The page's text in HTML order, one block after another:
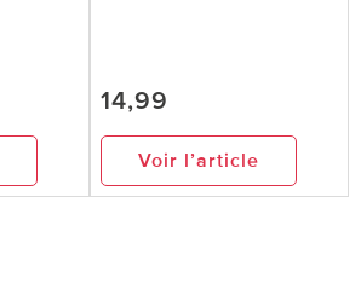
14,99
Voir l’article